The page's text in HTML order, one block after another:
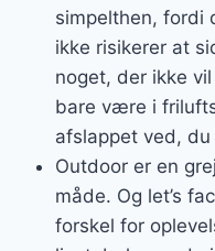
simpelthen, fordi
ikke risikerer at
noget, der ikke
bare være i
afslappet ved,
Outdoor er en
måde. Og let’s
forskel for